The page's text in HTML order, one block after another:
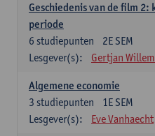
Geschiedenis van de film 2:
periode
2E SEM
6 studiepunten
Lesgever(s):
Gertjan
Algemene economie
1E SEM
3 studiepunten
Lesgever(s):
Eve Vanhaecht